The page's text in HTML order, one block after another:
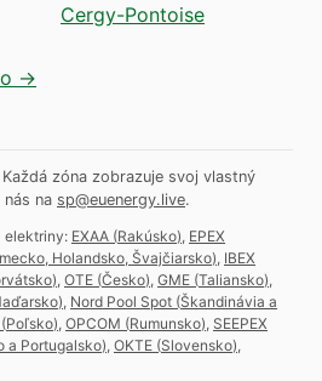
Cergy-Pontoise
→
zóna zobrazuje svoj vlastný
nás na sp@euenergy.live.
elektriny: EXAA (Rakúsko) EPEX
Holandsko, Švajčiarsko) IBEX
) OTE (Česko) GME (Taliansko)
) Nord Pool Spot (Škandinávia a
(Poľsko) OPCOM (Rumunsko) SEEPEX
a Portugalsko) OKTE (Slovensko)